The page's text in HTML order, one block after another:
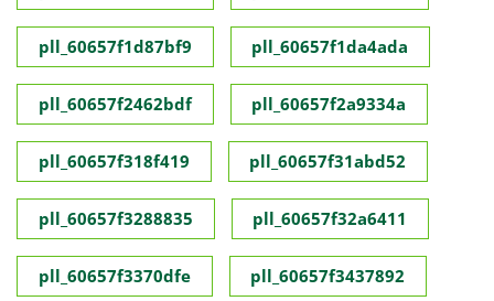
pll_60657f1d87bf9 pll_60657f1da4ada
pll_60657f2462bdf pll_60657f2a9334a
pll_60657f318f419 pll_60657f31abd52
pll_60657f3288835 pll_60657f32a6411
pll_60657f3370dfe pll_60657f3437892